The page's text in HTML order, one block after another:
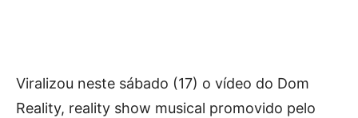
Viralizou neste sábado (17) o vídeo do Dom
Reality, reality show musical promovido pelo